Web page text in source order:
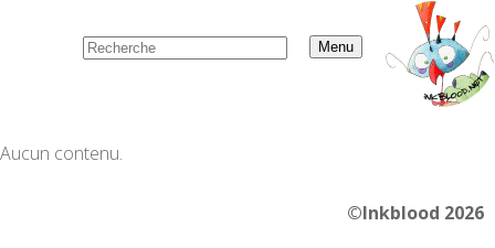
Menu
Aucun contenu.
©Inkblood 2026